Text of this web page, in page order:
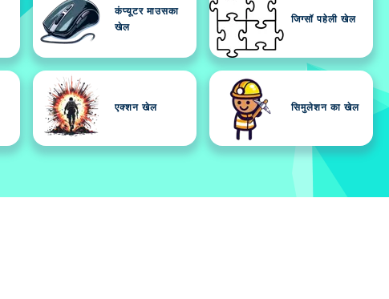
कंप्यूटर माउसका
खेल
जिग्सॉ पहेली खेल
एक्शन खेल सिमुलेशन का खेल